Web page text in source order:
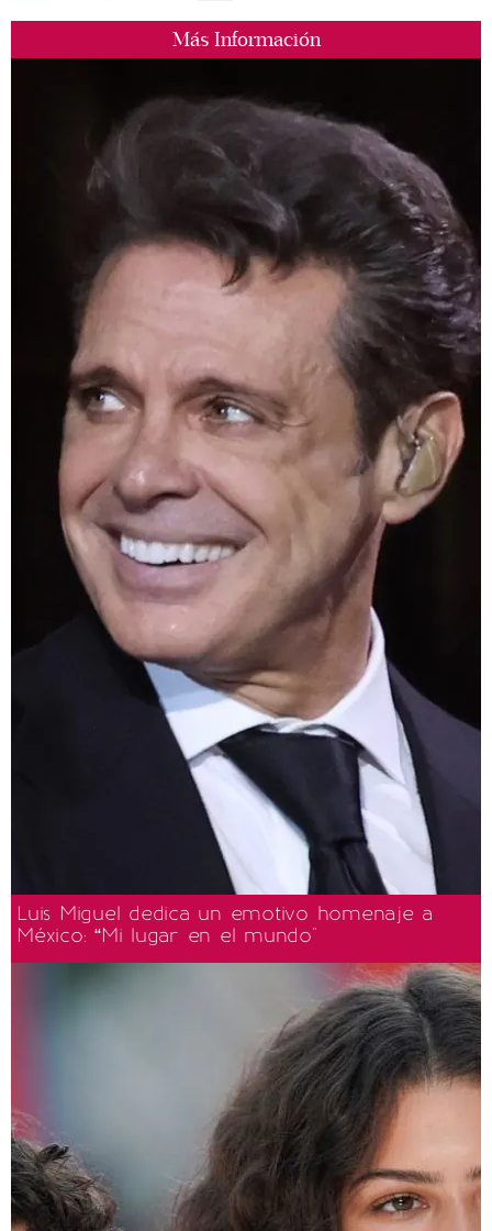
Más Información
Luis Miguel dedica un emotivo homenaje a
México: “Mi lugar en el mundo"